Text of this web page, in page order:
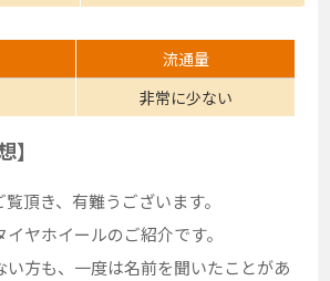
流通量
非常に少ない
】
頂き、有難うございます。
ヤホイールのご紹介です。
い方も、一度は名前を聞いたことがあ